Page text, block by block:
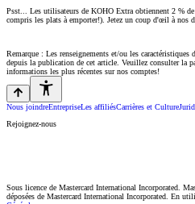
Psst... Les utilisateurs de KOHO Extra obtiennent 2 %
compris les plats à emporter!). Jetez un coup d'œil à nos
Remarque : Les renseignements et/ou les
depuis la publication de cet article. Veuillez consulter la
informations les plus récentes sur nos comptes!
Nous joindreEntrepriseLes affiliésCarrières et Culture
Rejoignez-nous
Sous licence de Mastercard International Incorporated.
déposées de Mastercard International Incorporated. En